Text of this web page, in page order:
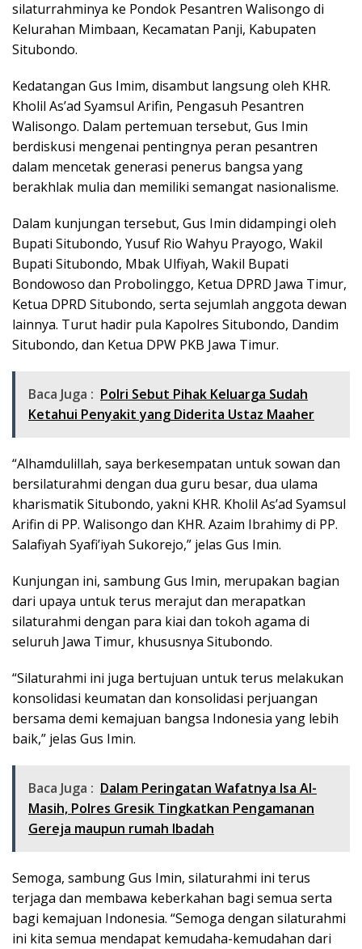
silaturrahminya ke Pondok Pesantren Walisongo di
Kelurahan Mimbaan, Kecamatan Panji, Kabupaten
Situbondo.
Kedatangan Gus Imim, disambut langsung oleh KHR.
Kholil As’ad Syamsul Arifin, Pengasuh Pesantren
Walisongo. Dalam pertemuan tersebut, Gus Imin
berdiskusi mengenai pentingnya peran pesantren
dalam mencetak generasi penerus bangsa yang
berakhlak mulia dan memiliki semangat nasionalisme.
Dalam kunjungan tersebut, Gus Imin didampingi oleh
Bupati Situbondo, Yusuf Rio Wahyu Prayogo, Wakil
Bupati Situbondo, Mbak Ulfiyah, Wakil Bupati
Bondowoso dan Probolinggo, Ketua DPRD Jawa Timur,
Ketua DPRD Situbondo, serta sejumlah anggota dewan
lainnya. Turut hadir pula Kapolres Situbondo, Dandim
Situbondo, dan Ketua DPW PKB Jawa Timur.
Baca Juga : Polri Sebut Pihak Keluarga Sudah
Ketahui Penyakit yang Diderita Ustaz Maaher
“Alhamdulillah, saya berkesempatan untuk sowan dan
bersilaturahmi dengan dua guru besar, dua ulama
kharismatik Situbondo, yakni KHR. Kholil As’ad Syamsul
Arifin di PP. Walisongo dan KHR. Azaim Ibrahimy di PP.
Salafiyah Syafi’iyah Sukorejo,” jelas Gus Imin.
Kunjungan ini, sambung Gus Imin, merupakan bagian
dari upaya untuk terus merajut dan merapatkan
silaturahmi dengan para kiai dan tokoh agama di
seluruh Jawa Timur, khususnya Situbondo.
“Silaturahmi ini juga bertujuan untuk terus melakukan
konsolidasi keumatan dan konsolidasi perjuangan
bersama demi kemajuan bangsa Indonesia yang lebih
baik,” jelas Gus Imin.
Baca Juga : Dalam Peringatan Wafatnya Isa Al-
Masih, Polres Gresik Tingkatkan Pengamanan
Gereja maupun rumah Ibadah
Semoga, sambung Gus Imin, silaturahmi ini terus
terjaga dan membawa keberkahan bagi semua serta
bagi kemajuan Indonesia. “Semoga dengan silaturahmi
ini kita semua mendapat kemudaha-kemudahan dari